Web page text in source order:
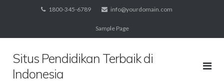
1800-345-6789 info@yourdomain.com
Sample Page
Situs Pendidikan Terbaik di
Indonesia